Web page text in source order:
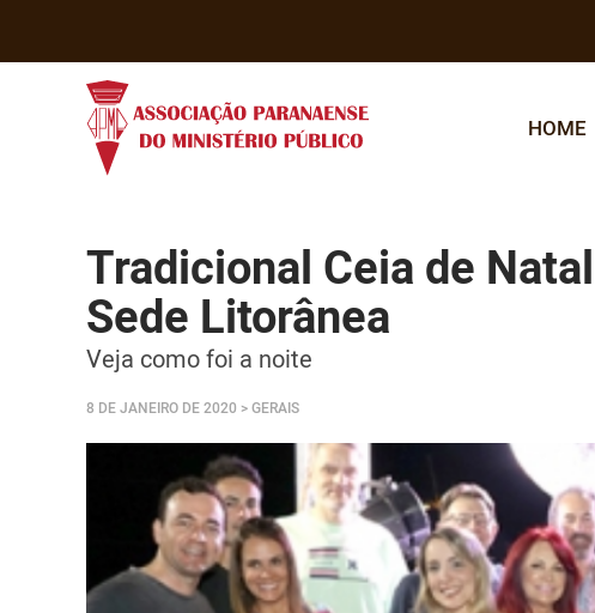
HOME
Tradicional Ceia de
Sede Litorânea
Veja como foi a noite
8 DE JANEIRO DE 2020 > GERAIS